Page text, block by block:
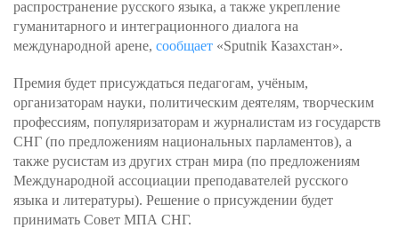
распространение русского языка, а также укрепление
гуманитарного и интеграционного диалога на
международной арене, сообщает «Sputnik Казахстан».
Премия будет присуждаться педагогам, учёным,
организаторам науки, политическим деятелям, творческим
профессиям, популяризаторам и журналистам из государств
СНГ (по предложениям национальных парламентов), а
также русистам из других стран мира (по предложениям
Международной ассоциации преподавателей русского
языка и литературы). Решение о присуждении будет
принимать Совет МПА СНГ.